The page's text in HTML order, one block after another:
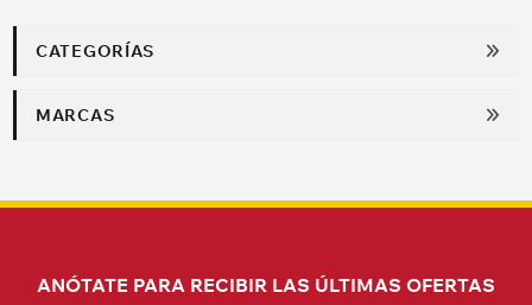
CATEGORÍAS
MARCAS
ANÓTATE PARA RECIBIR LAS ÚLTIMAS OFERTAS